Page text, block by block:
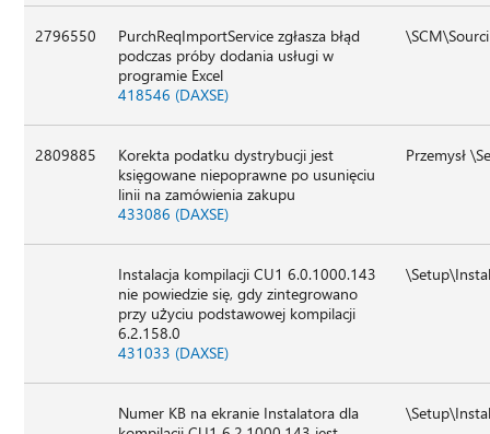
2796550
PurchReqImportService zgłasza błąd
podczas próby dodania usługi w
programie Excel
418546 (DAXSE)
2809885
Korekta podatku dystrybucji jest
księgowane niepoprawne po usunięciu
linii na zamówienia zakupu
433086 (DAXSE)
Przemysł
Instalacja kompilacji CU1 6.0.1000.143
nie powiedzie się, gdy zintegrowano
przy użyciu podstawowej kompilacji
6.2.158.0
431033 (DAXSE)
Numer KB na ekranie Instalatora dla